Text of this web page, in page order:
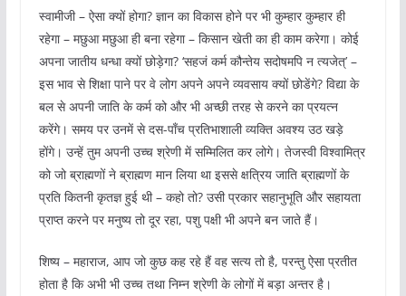
स्वामीजी – ऐसा क्यों होगा? ज्ञान का विकास होने पर भी कुम्हार कुम्हार ही
रहेगा – मछुआ मछुआ ही बना रहेगा – किसान खेती का ही काम करेगा। कोई
अपना जातीय धन्धा क्यों छोड़ेगा? ‘सहजं कर्म कौन्तेय सदोषमपि न त्यजेत्’ –
इस भाव से शिक्षा पाने पर वे लोग अपने अपने व्यवसाय क्यों छोडेंगे? विद्या के
बल से अपनी जाति के कर्म को और भी अच्छी तरह से करने का प्रयत्न
करेंगे। समय पर उनमें से दस-पाँच प्रतिभाशाली व्यक्ति अवश्य उठ खड़े
होंगे। उन्हें तुम अपनी उच्च श्रेणी में सम्मिलित कर लोगे। तेजस्वी विश्वामित्र
को जो ब्राह्मणों ने ब्राह्मण मान लिया था इससे क्षत्रिय जाति ब्राह्मणों के
प्रति कितनी कृतज्ञ हुई थी – कहो तो? उसी प्रकार सहानुभूति और सहायता
प्राप्त करने पर मनुष्य तो दूर रहा, पशु पक्षी भी अपने बन जाते हैं।
शिष्य – महाराज, आप जो कुछ कह रहे हैं वह सत्य तो है, परन्तु ऐसा प्रतीत
होता है कि अभी भी उच्च तथा निम्न श्रेणी के लोगों में बड़ा अन्तर है।